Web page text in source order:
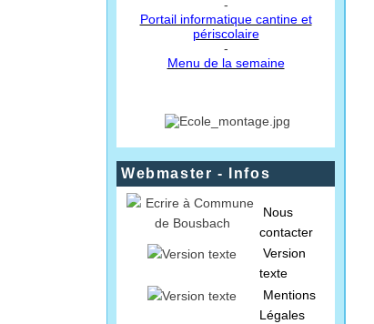
-
Portail informatique cantine et
périscolaire
-
Menu de la semaine
Webmaster - Infos
Nous
contacter
Version
texte
Mentions
Légales